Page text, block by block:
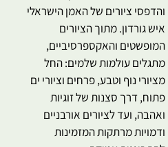
והדפסי ציורים של האמן הישראלי
איש גורדון. מתוך הציורים
המופשטים והאקספרסיביים,
מתגלים עולמות שלמים: החל
מציורי נוף וטבע, פרחים וציורי ים
פתוח, דרך סצנות של זוגיות
ואהבה, ועד לציורים אורבניים
ודמויות מרתקות המזמינות